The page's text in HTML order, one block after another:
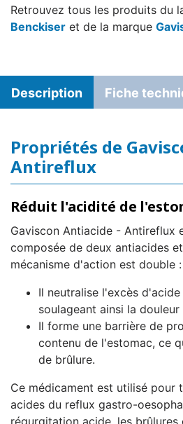
Retrouvez tous les produits du
Benckiser et de la marque
Description Fiche
Propriétés de
Antireflux
Réduit l'acidité de
Gaviscon Antiacide - Antireflux
composée de deux antiacides
mécanisme d'action est double :
Il neutralise l'excès
soulageant ainsi la douleur
Il forme une barrière de
contenu de l'estomac, ce
de brûlure.
Ce médicament est utilisé pour
acides du reflux gastro-